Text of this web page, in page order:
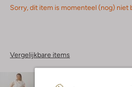
Sorry, dit item is momenteel (nog) niet
Vergelijkbare items